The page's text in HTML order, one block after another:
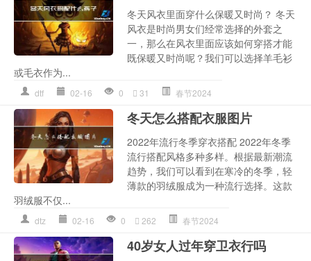
冬天风衣里面穿什么保暖又时尚？ 冬天
风衣是时尚男女们经常选择的外套之
一，那么在风衣里面应该如何穿搭才能
既保暖又时尚呢？我们可以选择羊毛衫
或毛衣作为...
dtf 02-16 0 31 春节2024
冬天怎么搭配衣服图片
2022年流行冬季穿衣搭配 2022年冬季
流行搭配风格多种多样。根据最新潮流
趋势，我们可以看到在寒冷的冬季，轻
薄款的羽绒服成为一种流行选择。这款
羽绒服不仅...
dtz 02-16 0 262 春节2024
40岁女人过年穿卫衣行吗